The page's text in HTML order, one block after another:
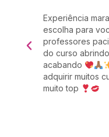
Experiência
escolha para
professores
do curso abrindo
acabando
adquirir muitos
muito top